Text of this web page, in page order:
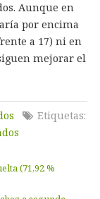
Aunque en
por encima
a 17) ni en
mejorar el
Etiquetas:
(71,92 %